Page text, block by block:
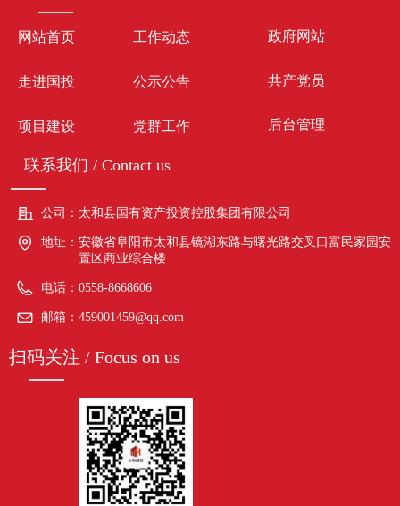
网站首页
走进国投
项目建设
工作动态
公示公告
党群工作
政府网站
共产党员
后台管理
联系我们 / Contact us
公司： 太和县国有资产投资控股集团有限公司
地址： 安徽省阜阳市太和县镜湖东路与曙光路交叉口富民家园安
置区商业综合楼
电话： 0558-8668606
邮箱： 459001459@qq.com
扫码关注 / Focus on us